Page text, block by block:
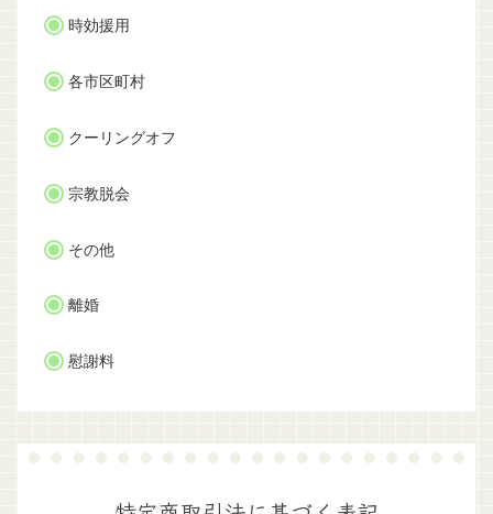
時効援用
各市区町村
クーリングオフ
宗教脱会
その他
離婚
慰謝料